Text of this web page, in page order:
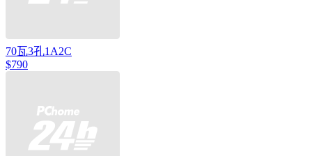
70瓦3孔1A2C
$790